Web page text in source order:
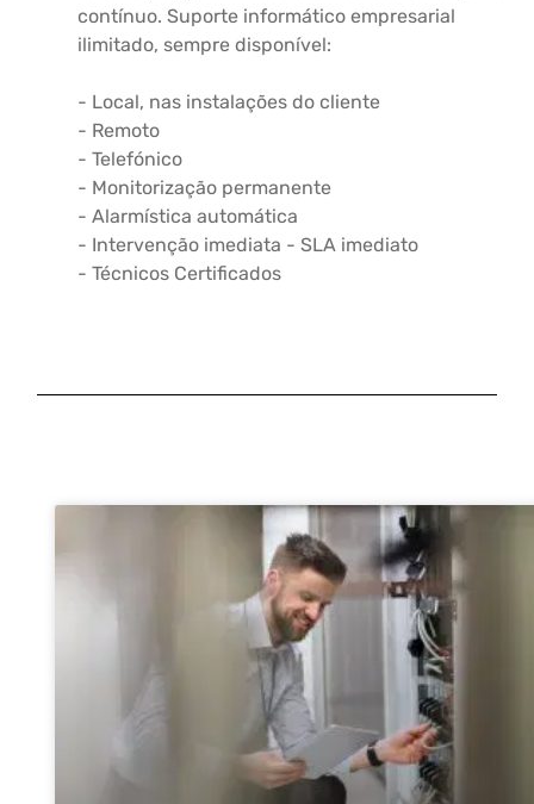
contínuo. Suporte informático empresarial
ilimitado, sempre disponível:
- Local, nas instalações do cliente
- Remoto
- Telefónico
- Monitorização permanente
- Alarmística automática
- Intervenção imediata - SLA imediato
- Técnicos Certificados